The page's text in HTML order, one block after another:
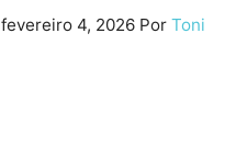
fevereiro 4, 2026 Por Toni